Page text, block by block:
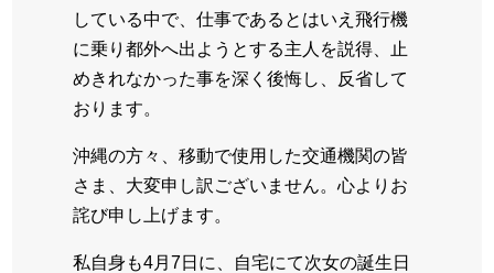
している中で、仕事であるとはいえ飛行機
に乗り都外へ出ようとする主人を説得、止
めきれなかった事を深く後悔し、反省して
おります。
沖縄の方々、移動で使用した交通機関の皆
さま、大変申し訳ございません。心よりお
詫び申し上げます。
私自身も4月7日に、自宅にて次女の誕生日